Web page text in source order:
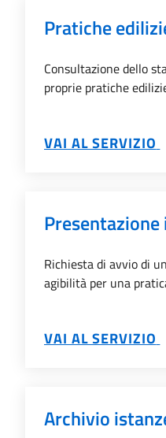
Pratiche
Consultazione dello
proprie pratiche
VAI AL SERVIZIO
Richiesta di avvio di
agibilità per una
VAI AL SERVIZIO
Archivio